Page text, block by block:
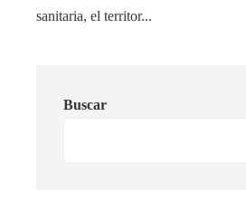
sanitaria, el territor...
Buscar